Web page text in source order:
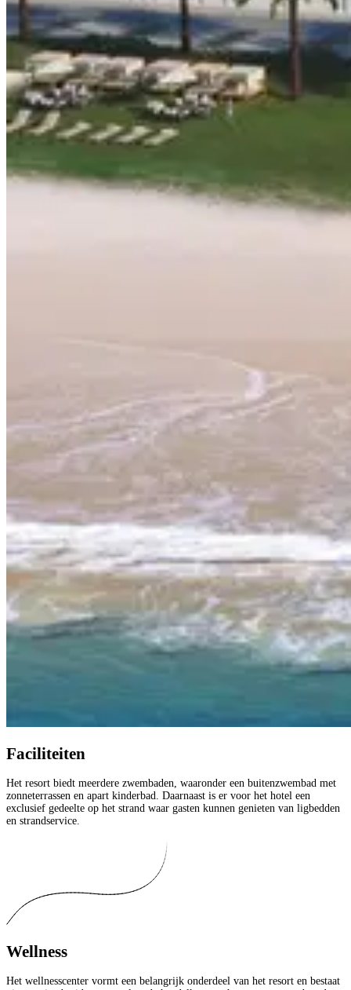
Faciliteiten
Het resort biedt meerdere zwembaden, waaronder een buitenzwembad met
zonneterrassen en apart kinderbad. Daarnaast is er voor het hotel een
exclusief gedeelte op het strand waar gasten kunnen genieten van ligbedden
en strandservice.
Wellness
Het wellnesscenter vormt een belangrijk onderdeel van het resort en bestaat